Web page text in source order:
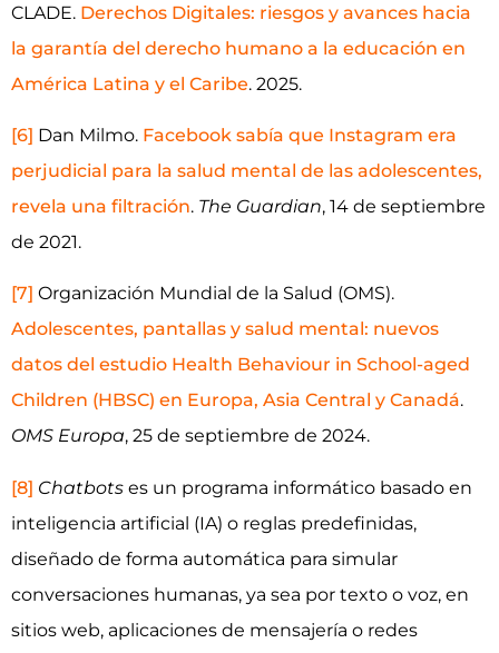
CLADE. Derechos Digitales: riesgos y avances hacia
la garantía del derecho humano a la educación en
América Latina y el Caribe. 2025.
[6] Dan Milmo. Facebook sabía que Instagram era
perjudicial para la salud mental de las adolescentes,
revela una filtración. The Guardian, 14 de septiembre
de 2021.
[7] Organización Mundial de la Salud (OMS).
Adolescentes, pantallas y salud mental: nuevos
datos del estudio Health Behaviour in School-aged
Children (HBSC) en Europa, Asia Central y Canadá.
OMS Europa, 25 de septiembre de 2024.
[8] Chatbots es un programa informático basado en
inteligencia artificial (IA) o reglas predefinidas,
diseñado de forma automática para simular
conversaciones humanas, ya sea por texto o voz, en
sitios web, aplicaciones de mensajería o redes